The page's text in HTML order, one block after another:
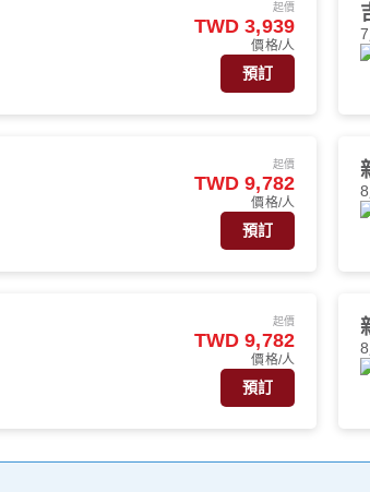
起價
TWD 3,939
價格/人
預訂
起價
TWD 9,782
價格/人
預訂
起價
TWD 9,782
價格/人
預訂